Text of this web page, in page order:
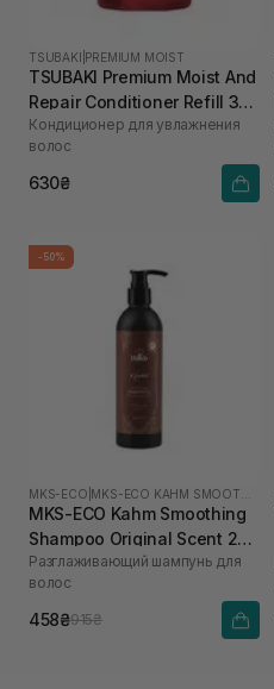
TSUBAKI PREMIUM MOIST
TSUBAKI Premium Moist And
Repair Conditioner Refill 300
мл
Кондиционер для увлажнения
волос
630₴
-50%
MKS-ECO
MKS-ECO Kahm Smoothing
Shampoo Original Scent 296
мл
Разглаживающий шампунь для
волос
458₴915₴